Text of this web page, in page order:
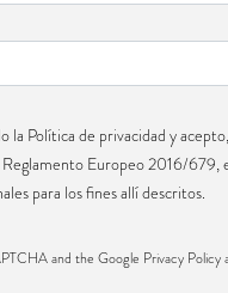
la Política de privacidad y
Europeo 2016/679,
para los fines allí descritos.
and the Google Privacy Policy